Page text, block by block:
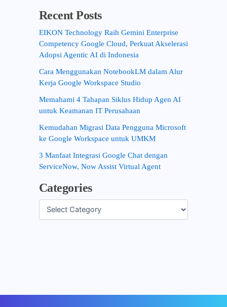
Recent Posts
EIKON Technology Raih Gemini Enterprise
Competency Google Cloud, Perkuat Akselerasi
Adopsi Agentic AI di Indonesia
Cara Menggunakan NotebookLM dalam Alur
Kerja Google Workspace Studio
Memahami 4 Tahapan Siklus Hidup Agen AI
untuk Keamanan IT Perusahaan
Kemudahan Migrasi Data Pengguna Microsoft
ke Google Workspace untuk UMKM
3 Manfaat Integrasi Google Chat dengan
ServiceNow, Now Assist Virtual Agent
Categories